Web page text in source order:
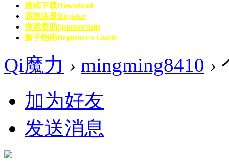
游戏下载Download
游戏注册Register
游戏赞助Sponsorship
新手指南Beginner's Guide
Qi魔力 › mingming8410 ›
加为好友
发送消息